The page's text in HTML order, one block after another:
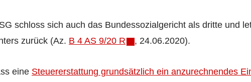
schloss sich auch das Bundessozialgericht als dritte und
zurück (Az. B 4 AS 9/20 R , 24.06.2020).
eine Steuererstattung grundsätzlich ein anzurechnendes